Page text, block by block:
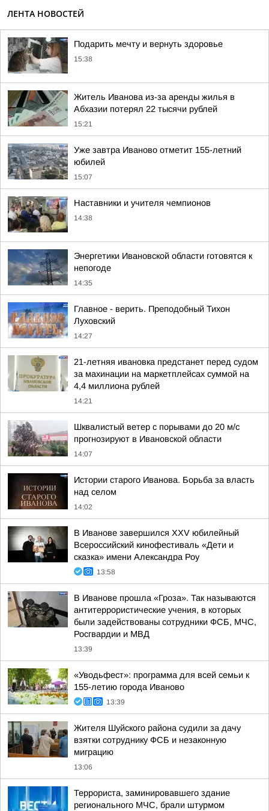
ЛЕНТА НОВОСТЕЙ
Подарить мечту и вернуть здоровье
15:38
Житель Иванова из-за аренды жилья в
Абхазии потерял 22 тысячи рублей
15:21
Уже завтра Иваново отметит 155-летний
юбилей
15:07
Наставники и учителя чемпионов
14:38
Энергетики Ивановской области готовятся к
непогоде
14:35
Главное - верить. Преподобный Тихон
Луховский
14:27
21-летняя ивановка предстанет перед судом
за махинации на маркетплейсах суммой на
4,4 миллиона рублей
14:21
Шквалистый ветер с порывами до 20 м/с
прогнозируют в Ивановской области
14:07
Истории старого Иванова. Борьба за власть
над селом
14:02
В Иванове завершился XXV юбилейный
Всероссийский кинофестиваль «Дети и
сказка» имени Александра Роу
13:58
В Иванове прошла «Гроза». Так называются
антитеррористические учения, в которых
были задействованы сотрудники ФСБ, МЧС,
Росгвардии и МВД
13:39
«Уводьфест»: программа для всей семьи к
155-летию города Иваново
13:39
Жителя Шуйского района судили за дачу
взятки сотруднику ФСБ и незаконную
миграцию
13:06
Террориста, заминировавшего здание
регионального МЧС, брали штурмом